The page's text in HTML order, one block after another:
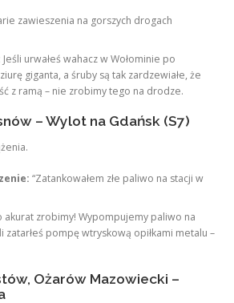
zawieszenia na gorszych drogach
Jeśli urwałeś wahacz w Wołominie po
giganta, a śruby są tak zardzewiałe, że
z ramą – nie zrobimy tego na drodze.
– Wylot na Gdańsk (S7)
“Zatankowałem złe paliwo na stacji w
akurat zrobimy! Wypompujemy paliwo na
zatarłeś pompę wtryskową opiłkami metalu –
Ożarów Mazowiecki –